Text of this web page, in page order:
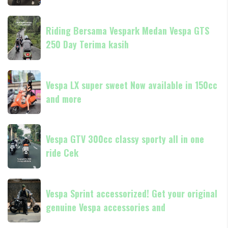
classic
always
Now
available
in
and
Riding
Bersama
Vespark
Medan
Vespa
GTS
250
Day
kasih
Riding Bersama Vespark Medan Vespa GTS
250 Day Terima kasih
Vespa
LX
super
sweet
Now
available
in
150cc
more
Vespa LX super sweet Now available in 150cc
and more
Vespa
GTV
300cc
classy
sporty
all
in
one
Vespa GTV 300cc classy sporty all in one
ride Cek
Vespa
Sprint
accessorized!
Get
Vespa Sprint accessorized! Get your original
genuine Vespa accessories and